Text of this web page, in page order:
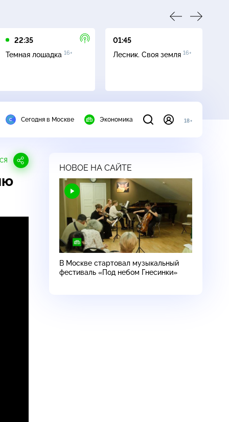
22:35
Темная лошадка 16+
01:45
Лесник. Своя земля 16+
Сегодня в Москве Экономика 18+
НОВОЕ НА САЙТЕ
В Москве стартовал музыкальный
фестиваль «Под небом Гнесинки»